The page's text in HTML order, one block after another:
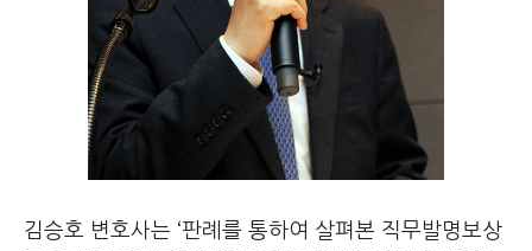
김승호 변호사는 ‘판례를 통하여 살펴본 직무발명보상